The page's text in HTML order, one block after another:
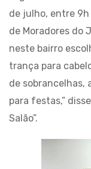
de julho, entre 9h
de Moradores do
neste bairro
trança para
de sobrancelhas,
para festas,”
Salão”.